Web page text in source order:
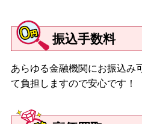
振込手数料
あらゆる金融機関にお振込み
て負担しますので安心です！